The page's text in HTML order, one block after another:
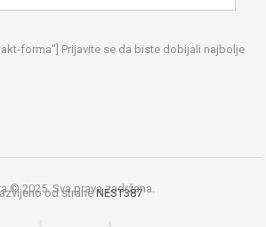
forma"] Prijavite se da biste dobijali najbolje
© 2025. Sva prava zadržana.
od straneNEST387